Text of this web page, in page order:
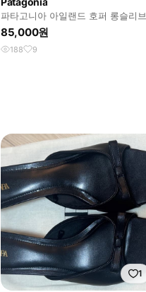
파타고니아 아일랜드 호퍼 롱슬리브
셔츠 - XL
85,000원
188 9
1